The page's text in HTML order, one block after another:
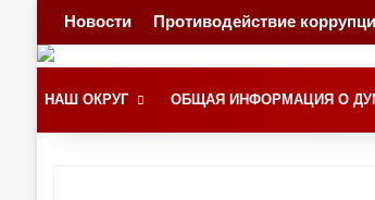
Новости Противодействие
НАШ ОКРУГ ОБЩАЯ ИНФОРМАЦИЯ О